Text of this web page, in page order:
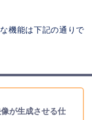
機能は下記の通りで
が生成させる仕